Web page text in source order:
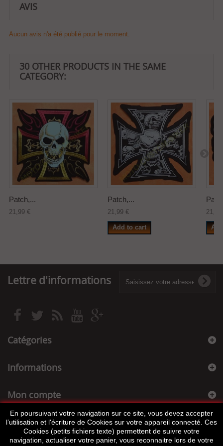
AVIS
Aucun avis n'a été publié pour le moment.
30 OTHER PRODUCTS IN THE SAME
CATEGORY:
Patch,...
21,99 €
Patch,...
21,99 €
Add to cart
Lettre d'informations
Catégories
Informations
Mon compte
Informations sur votre boutique
En poursuivant votre navigation sur ce site, vous devez accepter
l’utilisation et l'écriture de Cookies sur votre appareil connecté. Ces
Cookies (petits fichiers texte) permettent de suivre votre
navigation, actualiser votre panier, vous reconnaitre lors de votre